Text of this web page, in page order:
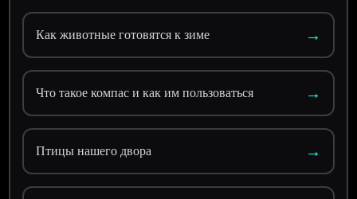
Как животные готовятся к зиме →
Что такое компас и как им пользоваться →
Птицы нашего двора →